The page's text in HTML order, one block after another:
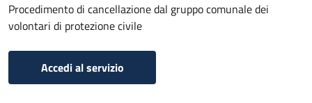
Procedimento di cancellazione dal gruppo comunale dei
volontari di protezione civile
Accedi al servizio